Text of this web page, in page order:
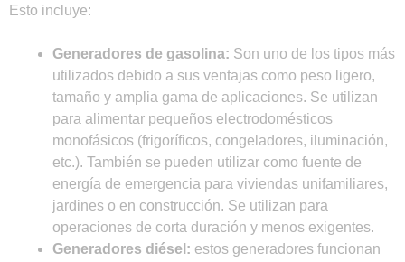
Esto incluye:
Generadores de gasolina: Son uno de los tipos más
utilizados debido a sus ventajas como peso ligero,
tamaño y amplia gama de aplicaciones. Se utilizan
para alimentar pequeños electrodomésticos
monofásicos (frigoríficos, congeladores, iluminación,
etc.). También se pueden utilizar como fuente de
energía de emergencia para viviendas unifamiliares,
jardines o en construcción. Se utilizan para
operaciones de corta duración y menos exigentes.
Generadores diésel: estos generadores funcionan